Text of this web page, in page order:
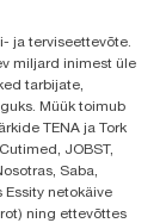
ja terviseettevõte.
miljard inimest üle
tarbijate,
Müük toimub
TENA ja Tork
JOBST,
Saba,
Essity netokäive
ning ettevõttes